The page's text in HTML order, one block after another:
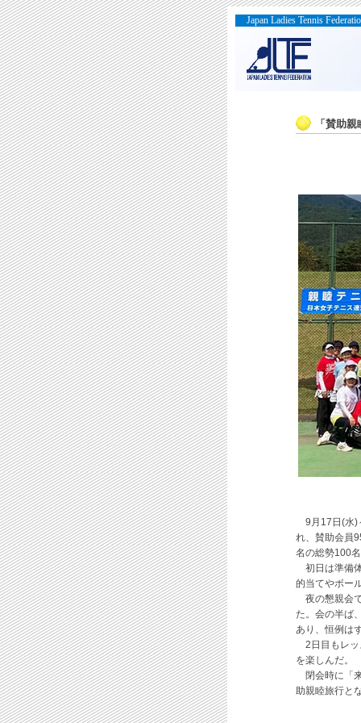
Japan Ladies Tennis
「賛助
9月17日(水)
れ、賛助会員
名の総勢100
初日は準備
的当てやボー
夜の懇親会
た。会の半ば
あり、恒例は
2日目もレッ
を楽しんだ。
閉会時に「
助親睦旅行と